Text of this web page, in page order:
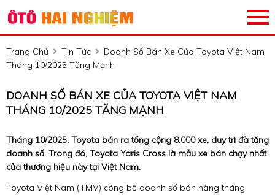
Trang Chủ Tin Tức
Doanh Số Bán Xe Của Toyota Việt Nam
Tháng 10/2025 Tăng Mạnh
DOANH SỐ BÁN XE CỦA TOYOTA VIỆT NAM
THÁNG 10/2025 TĂNG MẠNH
Tháng 10/2025, Toyota bán ra tổng cộng 8.000 xe, duy trì đà tăng
doanh số. Trong đó, Toyota Yaris Cross là mẫu xe bán chạy nhất
của thương hiệu này tại Việt Nam.
Toyota Việt Nam (TMV) công bố doanh số bán hàng tháng